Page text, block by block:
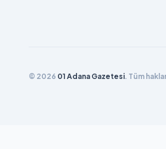
© 2026 01 Adana Gazetesi. Tüm